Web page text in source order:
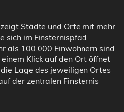
Städte und Orte mit mehr
sich im Finsternispfad
als 100.000 Einwohnern sind
Klick auf den Ort öffnet
Lage des jeweiligen Ortes
der zentralen Finsternis